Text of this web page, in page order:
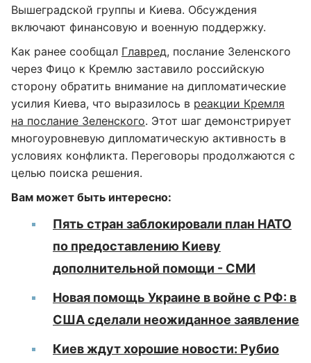
Вышеградской группы и Киева. Обсуждения
включают финансовую и военную поддержку.
Как ранее сообщал Главред, послание Зеленского
через Фицо к Кремлю заставило российскую
сторону обратить внимание на дипломатические
усилия Киева, что выразилось в реакции Кремля
на послание Зеленского. Этот шаг демонстрирует
многоуровневую дипломатическую активность в
условиях конфликта. Переговоры продолжаются с
целью поиска решения.
Вам может быть интересно:
Пять стран заблокировали план НАТО
по предоставлению Киеву
дополнительной помощи - СМИ
Новая помощь Украине в войне с РФ: в
США сделали неожиданное заявление
Киев ждут хорошие новости: Рубио